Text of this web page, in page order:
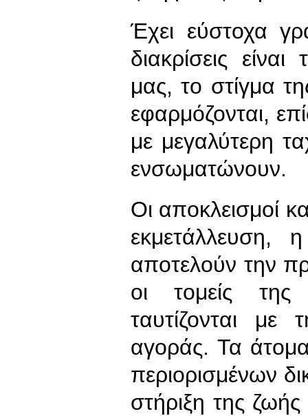
Έχει εύστοχα
διακρίσεις
μας, το στίγμα
εφαρμόζονται,
με μεγαλύτερη
ενσωματώνουν.
Οι αποκλεισμοί
εκμετάλλευση,
αποτελούν την
οι τομείς της
ταυτίζονται με
αγοράς. Τα
περιορισμένων
στήριξη της